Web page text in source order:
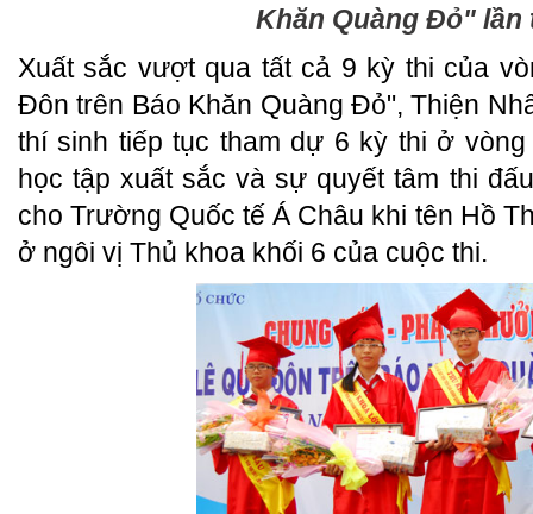
Khăn Quàng Đỏ" lần
Xuất sắc vượt qua tất cả 9 kỳ thi của
Đôn trên Báo Khăn Quàng Đỏ", Thiện
thí sinh tiếp tục tham dự 6 kỳ thi ở
học tập xuất sắc và sự quyết tâm thi
cho Trường Quốc tế Á Châu khi tên Hồ
ở ngôi vị Thủ khoa khối 6 của cuộc thi.